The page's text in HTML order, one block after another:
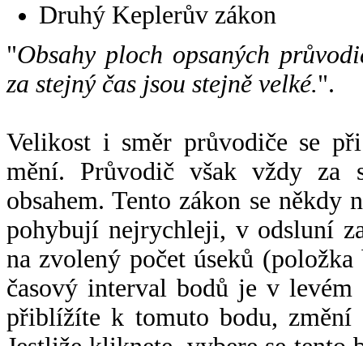
Druhý Keplerův zákon
"Obsahy ploch opsaných
za stejný čas jsou stejně velké.".
Velikost i směr průvodiče se
mění. Průvodič však vždy za
obsahem. Tento zákon se někdy
pohybují nejrychleji, v odsluní
na zvolený počet úseků
časový interval bodů je v
přiblížíte k tomuto bodu,